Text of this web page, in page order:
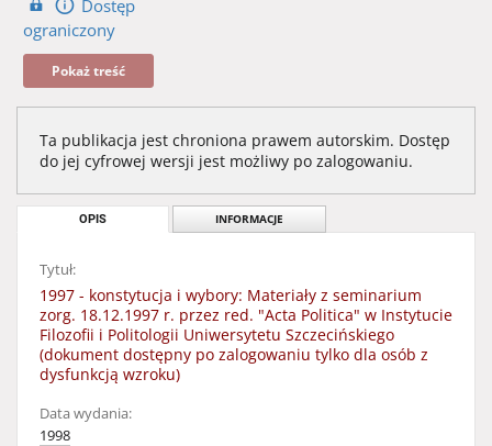
Dostęp
ograniczony
Pokaż treść
Ta publikacja jest chroniona prawem autorskim. Dostęp
do jej cyfrowej wersji jest możliwy po zalogowaniu.
OPIS INFORMACJE
Tytuł:
1997 - konstytucja i wybory: Materiały z seminarium
zorg. 18.12.1997 r. przez red. "Acta Politica" w Instytucie
Filozofii i Politologii Uniwersytetu Szczecińskiego
(dokument dostępny po zalogowaniu tylko dla osób z
dysfunkcją wzroku)
Data wydania:
1998